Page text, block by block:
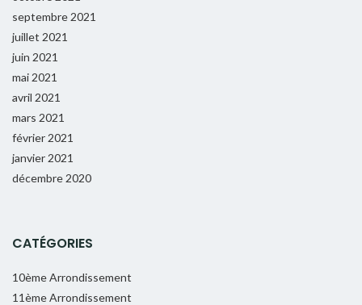
septembre 2021
juillet 2021
juin 2021
mai 2021
avril 2021
mars 2021
février 2021
janvier 2021
décembre 2020
CATÉGORIES
10ème Arrondissement
11ème Arrondissement